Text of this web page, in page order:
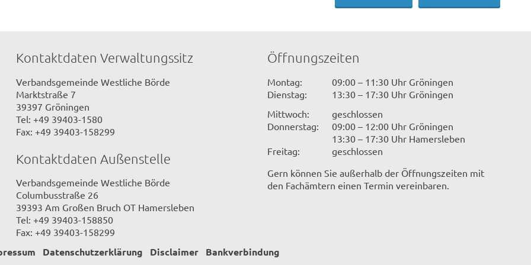
Kontaktdaten Verwaltungssitz
Verbandsgemeinde Westliche Börde
Marktstraße 7
39397 Gröningen
Tel: +49 39403-1580
Fax: +49 39403-158299
Kontaktdaten Außenstelle
Verbandsgemeinde Westliche Börde
Columbusstraße 26
39393 Am Großen Bruch OT Hamersleben
Tel: +49 39403-158850
Fax: +49 39403-158299
Öffnungszeiten
Montag:
09:00 – 11:30 Uhr Gröningen
Dienstag:
13:30 – 17:30 Uhr Gröningen
Mittwoch:
geschlossen
Donnerstag:
09:00 – 12:00 Uhr Gröningen
13:30 – 17:30 Uhr Hamersleben
Freitag:
geschlossen
Gern können Sie außerhalb der Öffnungszeiten mit
den Fachämtern einen Termin vereinbaren.
Datenschutzerklärung Disclaimer Bankverbindung